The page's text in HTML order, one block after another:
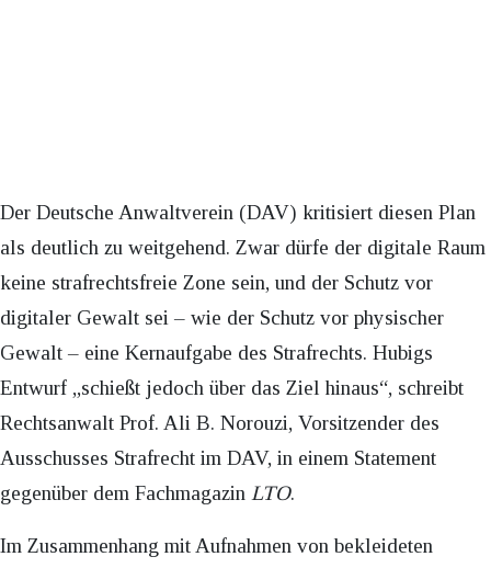
Der Deutsche Anwaltverein (DAV) kritisiert diesen Plan
als deutlich zu weitgehend. Zwar dürfe der digitale Raum
keine strafrechtsfreie Zone sein, und der Schutz vor
digitaler Gewalt sei – wie der Schutz vor physischer
Gewalt – eine Kernaufgabe des Strafrechts. Hubigs
Entwurf „schießt jedoch über das Ziel hinaus“, schreibt
Rechtsanwalt Prof. Ali B. Norouzi, Vorsitzender des
Ausschusses Strafrecht im DAV, in einem Statement
gegenüber dem Fachmagazin LTO.
Im Zusammenhang mit Aufnahmen von bekleideten